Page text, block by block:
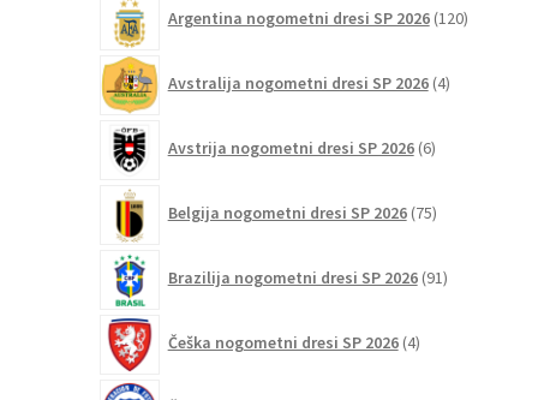
Argentina nogometni dresi SP 2026 120izdelkov
Avstralija nogometni dresi SP 2026 4izdelki
Avstrija nogometni dresi SP 2026 6izdelkov
Belgija nogometni dresi SP 2026 75izdelkov
Brazilija nogometni dresi SP 2026 91izdelkov
Češka nogometni dresi SP 2026 4izdelki